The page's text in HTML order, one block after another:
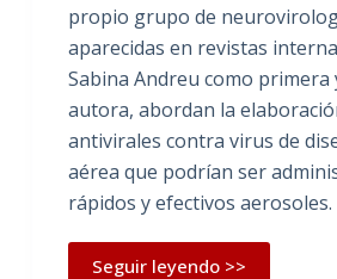
propio grupo de
aparecidas en revistas
Sabina Andreu como
autora, abordan la
antivirales contra virus de
aérea que podrían ser
rápidos y efectivos aerosoles.
Seguir leyendo >>